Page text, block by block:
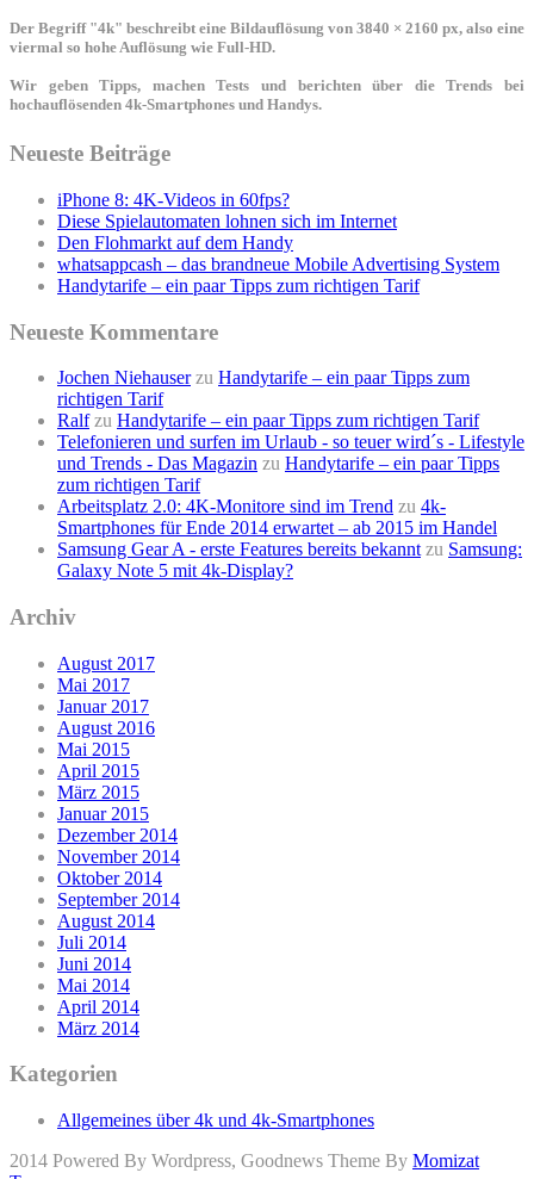
Der Begriff "4k" beschreibt eine Bildauflösung von 3840 × 2160 px, also eine
viermal so hohe Auflösung wie Full-HD.
Wir geben Tipps, machen Tests und berichten über die Trends bei
hochauflösenden 4k-Smartphones und Handys.
Neueste Beiträge
iPhone 8: 4K-Videos in 60fps?
Diese Spielautomaten lohnen sich im Internet
Den Flohmarkt auf dem Handy
whatsappcash – das brandneue Mobile Advertising System
Handytarife – ein paar Tipps zum richtigen Tarif
Neueste Kommentare
Jochen Niehauserzu Handytarife – ein paar Tipps zum
richtigen Tarif
Ralfzu Handytarife – ein paar Tipps zum richtigen Tarif
Telefonieren und surfen im Urlaub - so teuer wird´s - Lifestyle
und Trends - Das Magazin zu Handytarife – ein paar Tipps
zum richtigen Tarif
Arbeitsplatz 2.0: 4K-Monitore sind im Trend zu 4k-
Smartphones für Ende 2014 erwartet – ab 2015 im Handel
Samsung Gear A - erste Features bereits bekannt zu Samsung:
Galaxy Note 5 mit 4k-Display?
Archiv
August 2017
Mai 2017
Januar 2017
August 2016
Mai 2015
April 2015
März 2015
Januar 2015
Dezember 2014
November 2014
Oktober 2014
September 2014
August 2014
Juli 2014
Juni 2014
Mai 2014
April 2014
März 2014
Kategorien
Allgemeines über 4k und 4k-Smartphones
2014 Powered By Wordpress, Goodnews Theme By Momizat